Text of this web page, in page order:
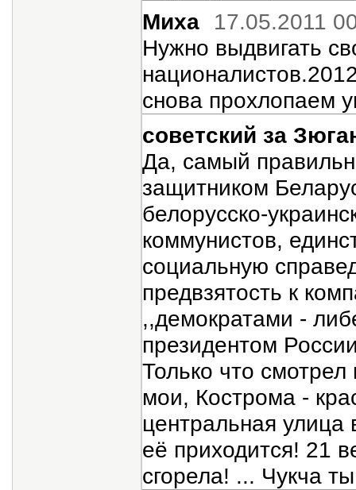
Миха
17.05.2011
Нужно выдвигать
снова прохлопаем
советский за
Да, самый
защитником
белорусско-
коммунистов,
социальную
предвзятость к
,,демократами -
президентом
Только что
мои, Кострома -
центральная улица
её приходится! 21
сгорела! ... Чукча